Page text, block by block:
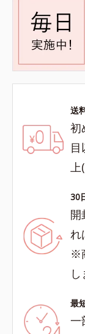
送
初
上
30
開
れ
※
最
一